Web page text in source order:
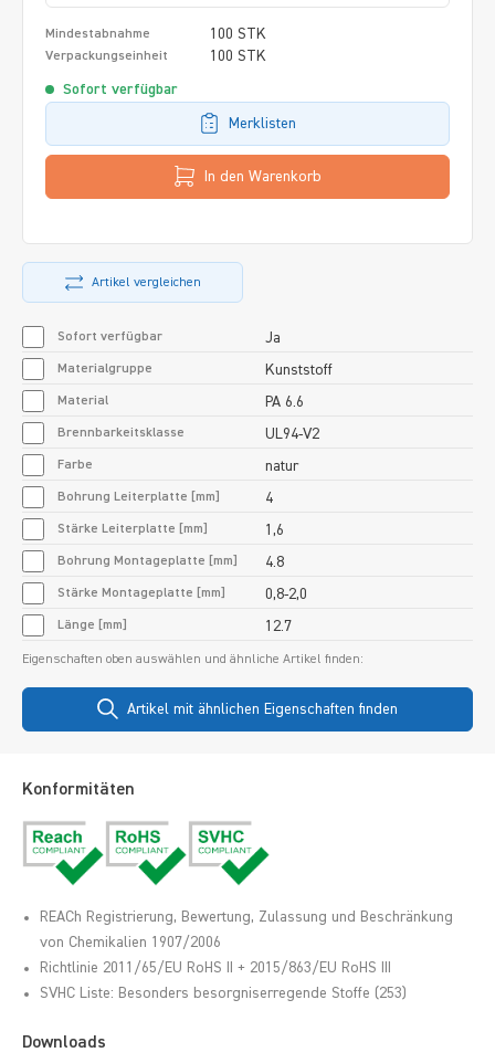
Mindestabnahme 100 STK
Verpackungseinheit 100 STK
Sofort verfügbar
Merklisten
In den Warenkorb
Artikel vergleichen
Sofort verfügbar Ja
Materialgruppe Kunststoff
Material PA 6.6
Brennbarkeitsklasse UL94-V2
Farbe natur
Bohrung Leiterplatte [mm] 4
Stärke Leiterplatte [mm] 1,6
Bohrung Montageplatte [mm] 4.8
Stärke Montageplatte [mm] 0,8-2,0
Länge [mm] 12.7
Eigenschaften oben auswählen und ähnliche Artikel finden:
Artikel mit ähnlichen Eigenschaften finden
Konformitäten
REACh Registrierung, Bewertung, Zulassung und Beschränkung
von Chemikalien 1907/2006
Richtlinie 2011/65/EU RoHS II + 2015/863/EU RoHS III
SVHC Liste: Besonders besorgniserregende Stoffe (253)
Downloads